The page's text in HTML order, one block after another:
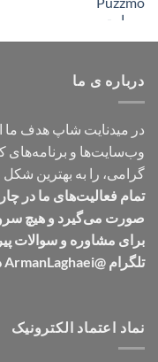
درباره ی ما
در میدنایت شاپ هدف ما
وب‌سایت‌ها و برنامه‌های
گرامی، را به بهترین
تمام فعالیت‌های ما در
صورت می‌گیرد و هیچ
برای مشاوره و سوالات
تلگرام @ArmanLaghaei در ارتباط باشید.
نماد اعتماد الکترونیک